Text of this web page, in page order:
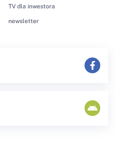
TV dla inwestora
newsletter